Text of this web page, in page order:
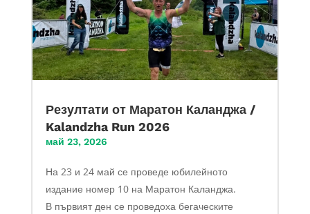
Резултати от Маратон Каланджа /
Kalandzha Run 2026
май 23, 2026
На 23 и 24 май се проведе юбилейното
издание номер 10 на Маратон Каланджа.
В първият ден се проведоха бегаческите